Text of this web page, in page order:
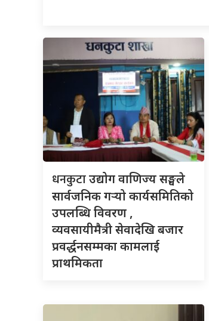
धनकुटाउद्योग वाणिज्य सङ्घले
सार्वजनिक गर्‍यो कार्यसमितिको
उपलब्धि विवरण ,
व्यवसायीमैत्री सेवादेखि बजार
प्रवर्द्धनसम्मका कामलाई
प्राथमिकता